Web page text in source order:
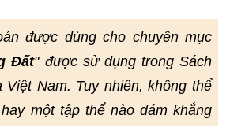
được dùng cho chuyên mục
Đất" được sử dụng trong Sách
Việt Nam. Tuy nhiên, không thể
một tập thể nào dám khẳng